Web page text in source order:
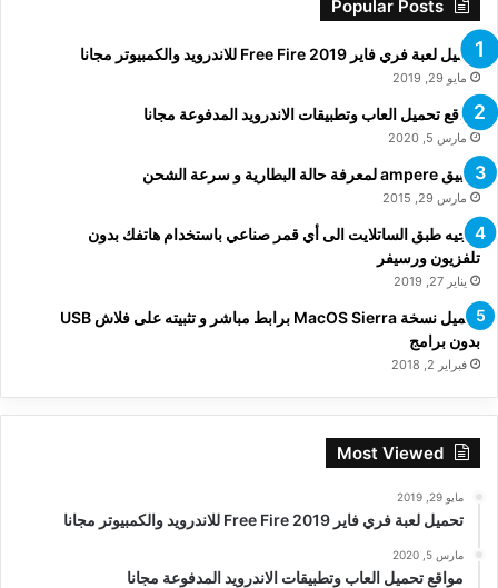
Popular Posts
تحميل لعبة فري فاير Free Fire 2019 للاندرويد والكمبيوتر مجانا
مايو 29, 2019
مواقع تحميل العاب وتطبيقات الاندرويد المدفوعة مجانا
مارس 5, 2020
تطبيق ampere لمعرفة حالة البطارية و سرعة الشحن
مارس 29, 2015
توجيه طبق الساتلايت الى أي قمر صناعي باستخدام هاتفك بدون
تلفزيون ورسيفر
يناير 27, 2019
تحميل نسخة MacOS Sierra برابط مباشر و تثبيته على فلاش USB
بدون برامج
فبراير 2, 2018
Most Viewed
مايو 29, 2019
تحميل لعبة فري فاير Free Fire 2019 للاندرويد والكمبيوتر مجانا
مارس 5, 2020
مواقع تحميل العاب وتطبيقات الاندرويد المدفوعة مجانا